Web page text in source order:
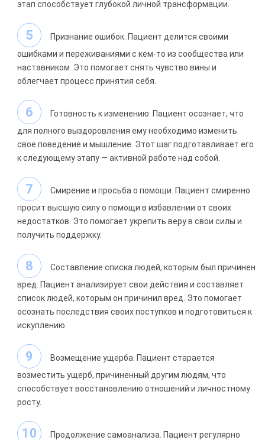
этап способствует глубокой личной трансформации.
Признание ошибок. Пациент делится своими
ошибками и переживаниями с кем-то из сообщества или
наставником. Это помогает снять чувство вины и
облегчает процесс принятия себя.
Готовность к изменению. Пациент осознает, что
для полного выздоровления ему необходимо изменить
свое поведение и мышление. Этот шаг подготавливает его
к следующему этапу — активной работе над собой.
Смирение и просьба о помощи. Пациент смиренно
просит высшую силу о помощи в избавлении от своих
недостатков. Это помогает укрепить веру в свои силы и
получить поддержку.
Составление списка людей, которым был причинен
вред. Пациент анализирует свои действия и составляет
список людей, которым он причинил вред. Это помогает
осознать последствия своих поступков и подготовиться к
искуплению.
Возмещение ущерба. Пациент старается
возместить ущерб, причиненный другим людям, что
способствует восстановлению отношений и личностному
росту.
Продолжение самоанализа. Пациент регулярно